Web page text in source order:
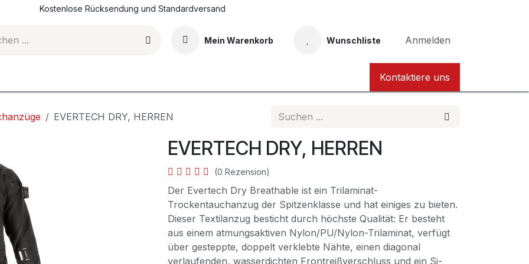
Kostenlose Rücksendung und Standardversand
Mein Warenkorb Wunschliste Anmelden
Taucher Nordhessen KarteKontaktiere uns
EVERTECH DRY, HERREN
EVERTECH DRY, HERREN
(0 Rezension)
Der Evertech Dry Breathable ist ein Trilaminat-
Trockentauchanzug der Spitzenklasse und hat einiges zu bieten.
Dieser Textilanzug besticht durch höchste Qualität: Er besteht
aus einem atmungsaktiven Nylon/PU/Nylon-Trilaminat, verfügt
über gesteppte, doppelt verklebte Nähte, einen diagonal
verlaufenden, wasserdichten Frontreißverschluss und ein Si-